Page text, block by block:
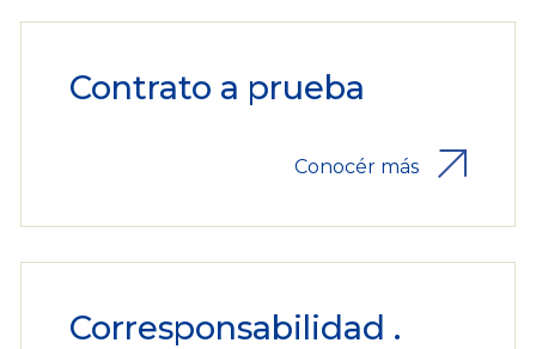
Contrato a prueba
Conocér más
Corresponsabilidad .